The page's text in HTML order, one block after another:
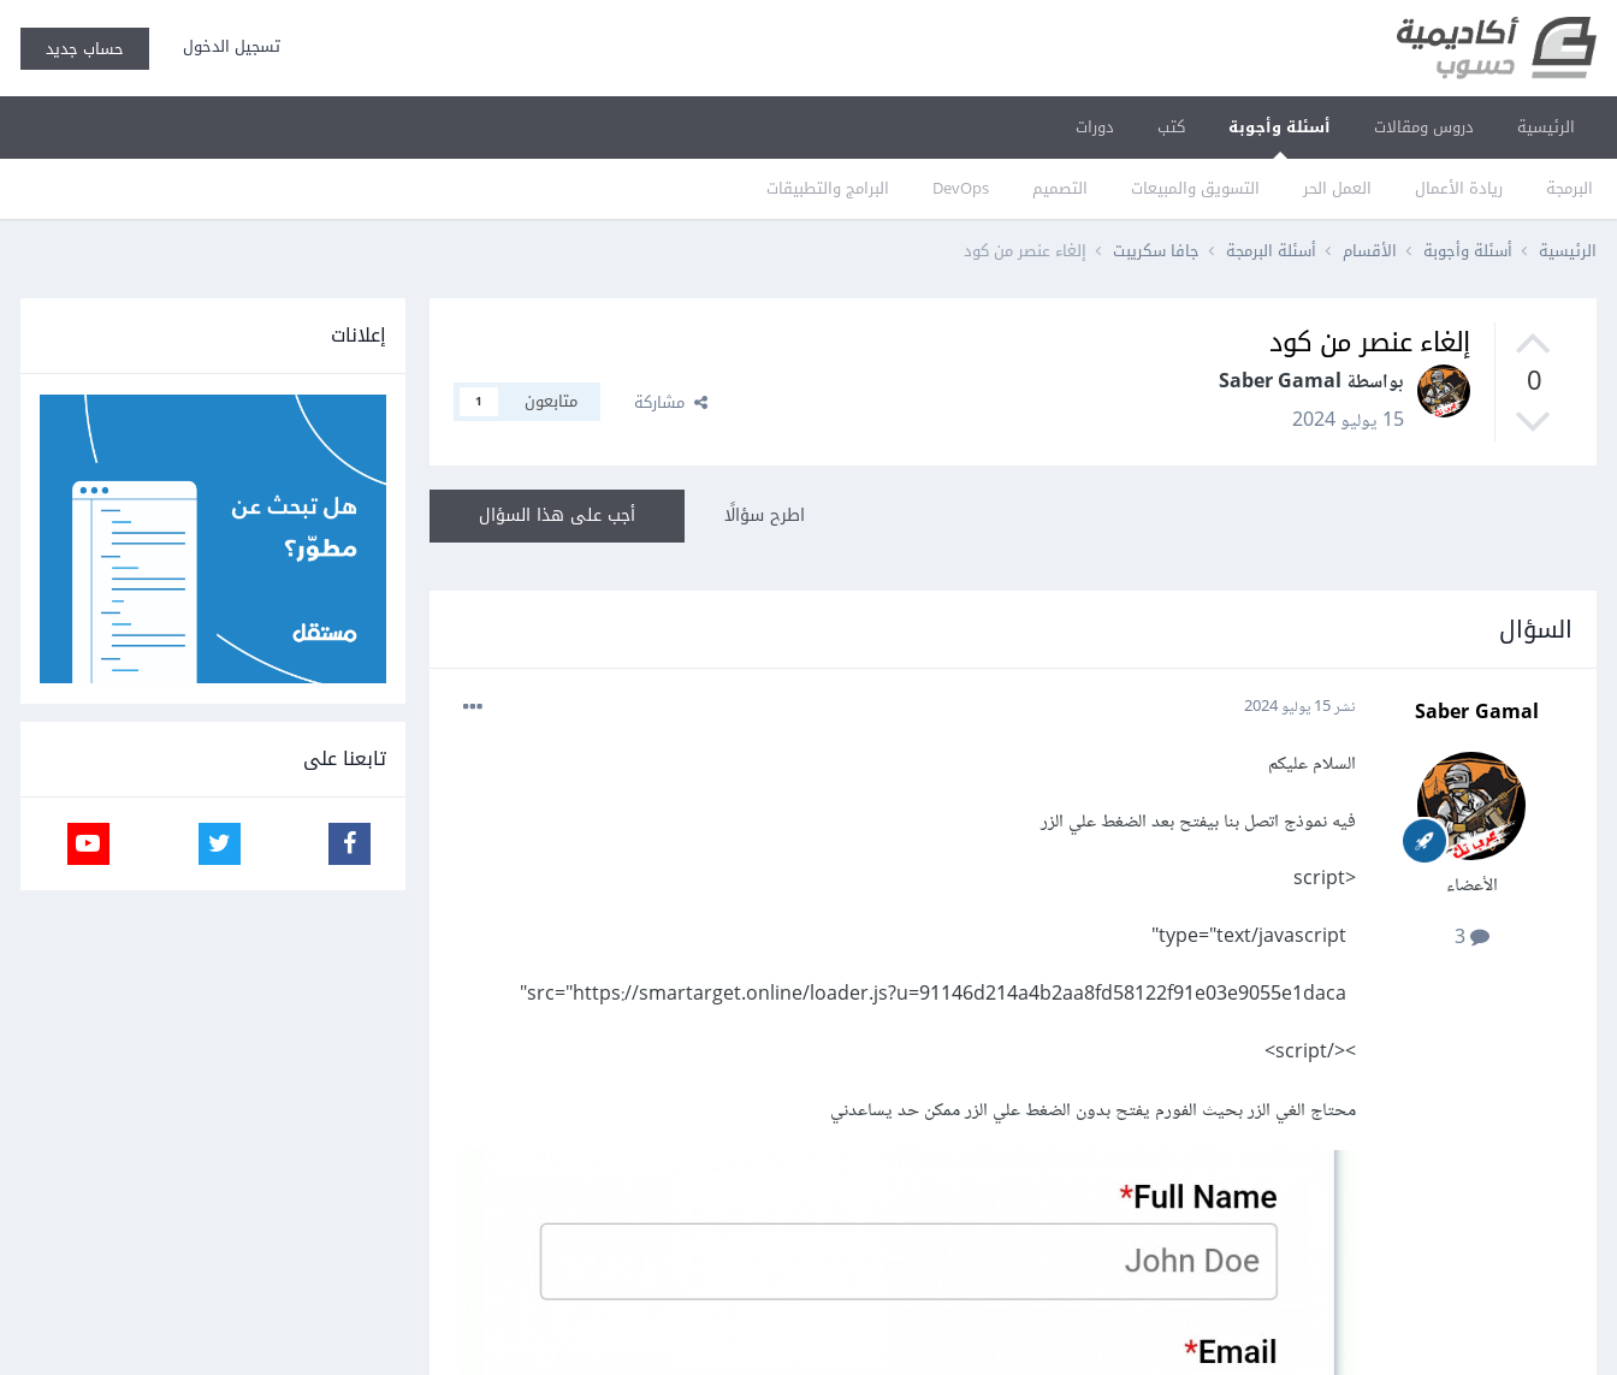
تسجيل الدخول حساب جديد
الرئيسية دروس ومقالات أسئلة وأجوبة
البرمجة ريادة الأعمال العمل الحر التسويق والمبيعات التصميم DevOps البرامج والتطبيقات
كتب دورات
الرئيسية أسئلة وأجوبة الأقسام أسئلة البرمجة جافا سكريبت إلغاء عنصر من كود
0
إلغاء عنصر من كود
بواسطة Saber Gamal
15 يوليو 2024
مشاركة متابعون 1
أجب على هذا السؤال اطرح سؤالًا
السؤال
Saber Gamal
الأعضاء
3
نشر15 يوليو 2024
السلام عليكم
فيه نموذج اتصل بنا بيفتح بعد الضغط علي الزر
<script
></script>
محتاج الغي الزر بحيث الفورم يفتح بدون الضغط علي الزر ممكن حد يساعدني
إعلانات
تابعنا على